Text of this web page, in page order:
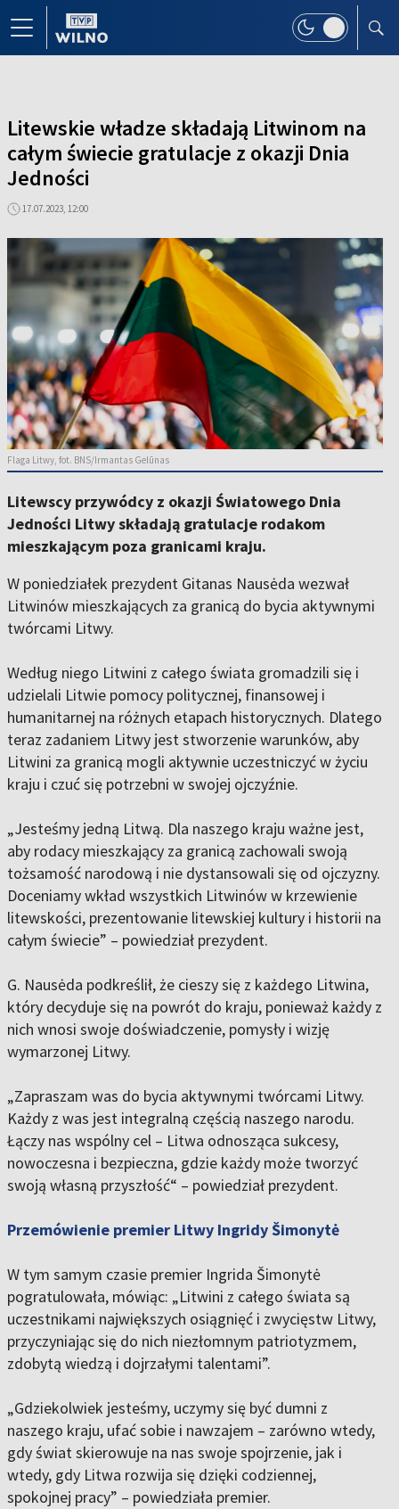
Litewskie władze składają Litwinom na
całym świecie gratulacje z okazji Dnia
Jedności
17.07.2023, 12:00
Flaga Litwy, fot. BNS/Irmantas Gelūnas
Litewscy przywódcy z okazji Światowego Dnia
Jedności Litwy składają gratulacje rodakom
mieszkającym poza granicami kraju.
W poniedziałek prezydent Gitanas Nausėda wezwał
Litwinów mieszkających za granicą do bycia aktywnymi
twórcami Litwy.
Według niego Litwini z całego świata gromadzili się i
udzielali Litwie pomocy politycznej, finansowej i
humanitarnej na różnych etapach historycznych. Dlatego
teraz zadaniem Litwy jest stworzenie warunków, aby
Litwini za granicą mogli aktywnie uczestniczyć w życiu
kraju i czuć się potrzebni w swojej ojczyźnie.
„Jesteśmy jedną Litwą. Dla naszego kraju ważne jest,
aby rodacy mieszkający za granicą zachowali swoją
tożsamość narodową i nie dystansowali się od ojczyzny.
Doceniamy wkład wszystkich Litwinów w krzewienie
litewskości, prezentowanie litewskiej kultury i historii na
całym świecie” – powiedział prezydent.
G. Nausėda podkreślił, że cieszy się z każdego Litwina,
który decyduje się na powrót do kraju, ponieważ każdy z
nich wnosi swoje doświadczenie, pomysły i wizję
wymarzonej Litwy.
„Zapraszam was do bycia aktywnymi twórcami Litwy.
Każdy z was jest integralną częścią naszego narodu.
Łączy nas wspólny cel – Litwa odnosząca sukcesy,
nowoczesna i bezpieczna, gdzie każdy może tworzyć
swoją własną przyszłość“ – powiedział prezydent.
Przemówienie premier Litwy Ingridy Šimonytė
W tym samym czasie premier Ingrida Šimonytė
pogratulowała, mówiąc: „Litwini z całego świata są
uczestnikami największych osiągnięć i zwycięstw Litwy,
przyczyniając się do nich niezłomnym patriotyzmem,
zdobytą wiedzą i dojrzałymi talentami”.
„Gdziekolwiek jesteśmy, uczymy się być dumni z
naszego kraju, ufać sobie i nawzajem – zarówno wtedy,
gdy świat skierowuje na nas swoje spojrzenie, jak i
wtedy, gdy Litwa rozwija się dzięki codziennej,
spokojnej pracy” – powiedziała premier.